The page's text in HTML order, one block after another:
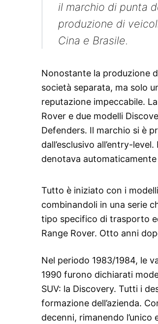
il marchio di punta
produzione di
Cina e Brasile.
Nonostante la produzione
società separata, ma solo
reputazione impeccabile.
Rover e due modelli
Defenders. Il marchio si è
dall’esclusivo all’entry-
denotava
Tutto è iniziato con i
combinandoli in una serie
tipo specifico di trasporto
Range Rover. Otto anni
Nel periodo 1983/1984, le
1990 furono dichiarati
SUV: la Discovery. Tutti i
formazione dell’azienda.
decenni, rimanendo